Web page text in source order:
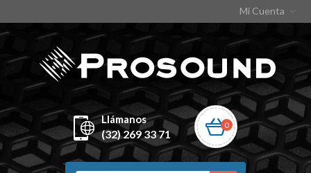
Mi Cuenta
Llámanos
(32) 269 33 71
0